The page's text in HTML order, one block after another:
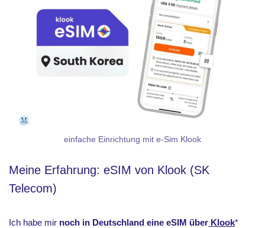
einfache Einrichtung mit e-Sim Klook
Meine Erfahrung: eSIM von Klook (SK
Telecom)
Ich habe mir noch in Deutschland eine eSIM über Klook*